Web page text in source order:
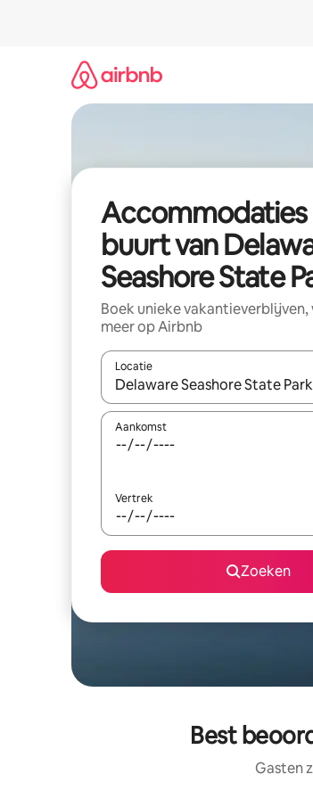
Accommodaties
buurt van
Seashore State
Boek unieke vakantieverblijven,
meer op Airbnb
Locatie
Wanneer er resultaten
Aankomst
Vertrek
Zoeken
Best
Gasten